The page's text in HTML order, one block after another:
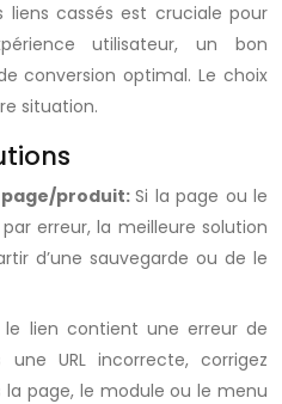
liens cassés est cruciale pour
utilisateur, un bon
conversion optimal. Le choix
situation.
produit:Si la page ou le
erreur, la meilleure solution
d’une sauvegarde ou de le
le lien contient une erreur de
URL incorrecte, corrigez
page, le module ou le menu